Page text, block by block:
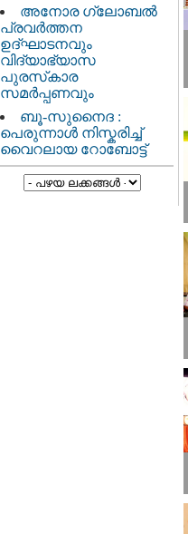
അനോര ഗ്ലോബൽ
പ്രവർത്തന
ഉദ്ഘാടനവും
വിദ്യാഭ്യാസ
പുരസ്‌കാര
സമർപ്പണവും
ബൂ-സുനൈദ :
പെരുന്നാൾ നിസ്കരിച്ച്
വൈറലായ റോബോട്ട്